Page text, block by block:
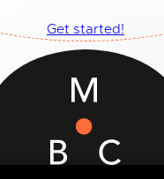
Get started!